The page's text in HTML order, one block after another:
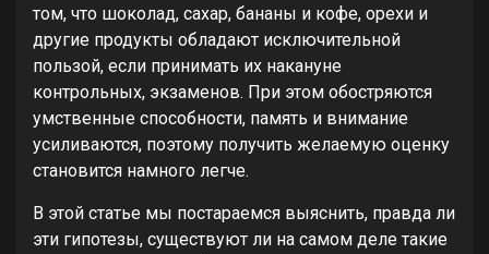
том, что шоколад, сахар, бананы и кофе, орехи и
другие продукты обладают исключительной
пользой, если принимать их накануне
контрольных, экзаменов. При этом обостряются
умственные способности, память и внимание
усиливаются, поэтому получить желаемую оценку
становится намного легче.
В этой статье мы постараемся выяснить, правда ли
эти гипотезы, существуют ли на самом деле такие